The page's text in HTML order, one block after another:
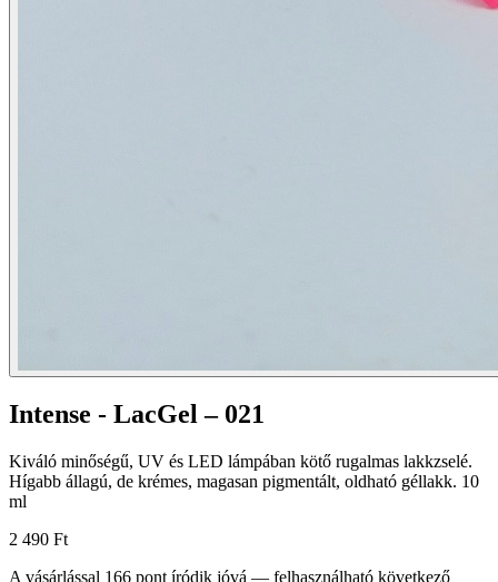
Intense - LacGel – 021
Kiváló minőségű, UV és LED lámpában kötő rugalmas lakkzselé.
Hígabb állagú, de krémes, magasan pigmentált, oldható géllakk. 10
ml
2 490 Ft
A vásárlással 166 pont íródik jóvá — felhasználható következő